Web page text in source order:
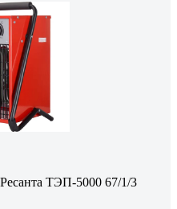
ТЭП-5000 67/1/3